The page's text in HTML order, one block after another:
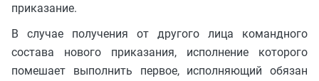
приказание.
В случае получения от другого лица командного
состава нового приказания, исполнение которого
помешает выполнить первое, исполняющий обязан